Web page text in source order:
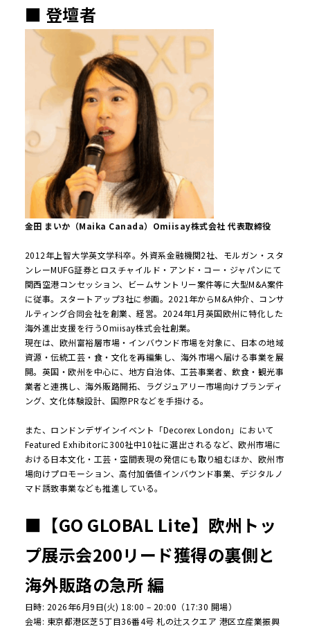
■ 登壇者
金田 まいか（Maika Canada）Omiisay株式会社 代表取締役
2012年上智大学英文学科卒。外資系金融機関2社、モルガン・スタ
ンレーMUFG証券とロスチャイルド・アンド・コー・ジャパンにて
関西空港コンセッション、ビームサントリー案件等に大型M&A案件
に従事。スタートアップ3社に参画。2021年からM&A仲介、コンサ
ルティング合同会社を創業、経営。2024年1月英国欧州に特化した
海外進出支援を行うOmiisay株式会社創業。
現在は、欧州富裕層市場・インバウンド市場を対象に、日本の地域
資源・伝統工芸・食・文化を再編集し、海外市場へ届ける事業を展
開。英国・欧州を中心に、地方自治体、工芸事業者、飲食・観光事
業者と連携し、海外販路開拓、ラグジュアリー市場向けブランディ
ング、文化体験設計、国際PRなどを手掛ける。
また、ロンドンデザインイベント「Decorex London」において
Featured Exhibitorに300社中10社に選出されるなど、欧州市場に
おける日本文化・工芸・空間表現の発信にも取り組むほか、欧州市
場向けプロモーション、高付加価値インバウンド事業、デジタルノ
マド誘致事業なども推進している。
■【GO GLOBAL Lite】欧州トッ
プ展示会200リード獲得の裏側と
海外販路の急所 編
日時: 2026年6月9日(火) 18:00 – 20:00（17:30 開場）
会場: 東京都港区芝5丁目36番4号 札の辻スクエア 港区立産業振興